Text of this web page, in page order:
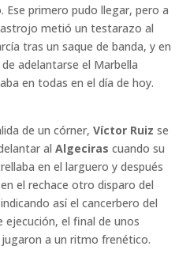
Ese primero pudo llegar, pero a
metió un testarazo al
tras un saque de banda, y en
adelantarse el Marbella
en todas en el día de hoy.
de un córner,Víctor Ruiz se
alAlgeciras cuando su
en el larguero y después
el rechace otro disparo del
así el cancerbero del
ejecución, el final de unos
a un ritmo frenético.